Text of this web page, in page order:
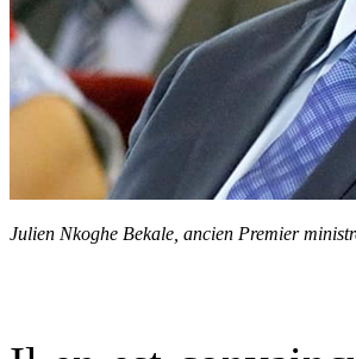
Julien Nkoghe Bekale, ancien Premier